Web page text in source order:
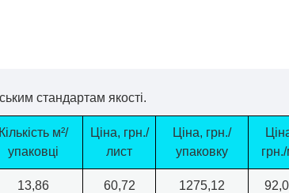
стандартам якості.
Кількість м²/
упаковці
Ціна, грн./
лист
Ціна, грн./
упаковку
грн./
13,86 60,72 1275,12